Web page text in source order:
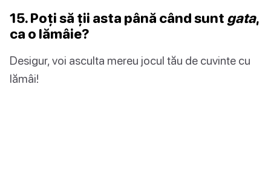
15. Poți să ții asta până când sunt gata,
ca o lămâie?
Desigur, voi asculta mereu jocul tău de cuvinte cu
lămâi!